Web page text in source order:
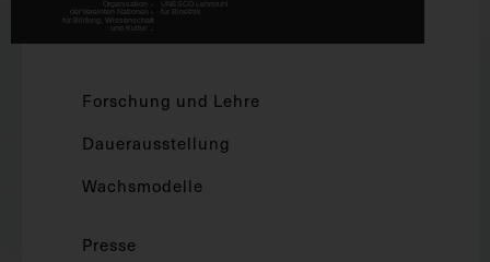
Forschung und Lehre
Dauerausstellung
Wachsmodelle
Presse